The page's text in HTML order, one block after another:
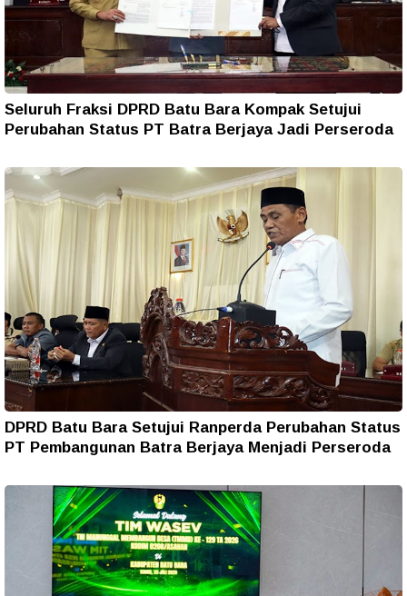
Seluruh Fraksi DPRD Batu Bara Kompak Setujui
Perubahan Status PT Batra Berjaya Jadi Perseroda
DPRD Batu Bara Setujui Ranperda Perubahan Status
PT Pembangunan Batra Berjaya Menjadi Perseroda